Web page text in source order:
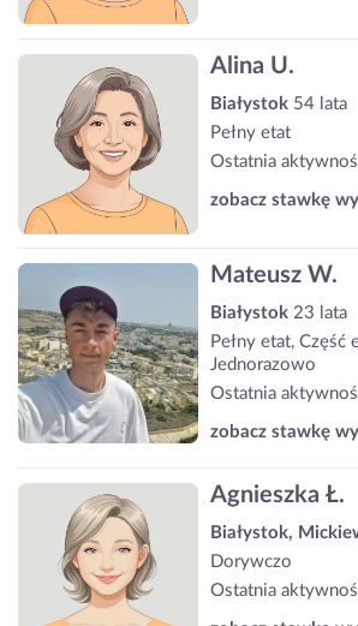
Alina U.
Białystok 54 lata
Pełny etat
Ostatnia
zobacz stawkę
Mateusz W.
Białystok 23 lata
Pełny etat, Część
Jednorazowo
Ostatnia
zobacz stawkę
Agnieszka Ł.
Białystok,
Dorywczo
Ostatnia